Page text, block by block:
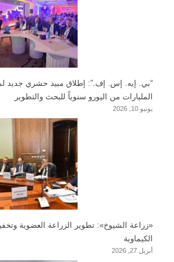
“بي. إيه. إس. إف.”: إطلاق مبيد حشري جديد
المليارات من اليورو سنوياً للبحث والتطوير
يونيو 10, 2026
«زراعة الشيوخ»: تطوير الزراعة العضوية
الكيماوية
أبريل 27, 2026